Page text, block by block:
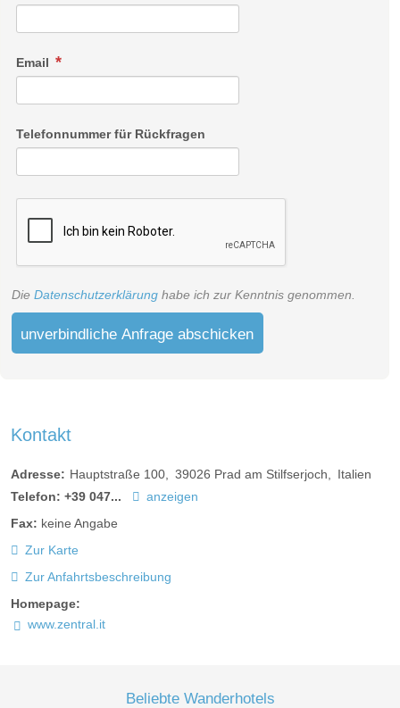
Email
Telefonnummer für Rückfragen
Die Datenschutzerklärung habe ich zur Kenntnis genommen.
unverbindliche Anfrage abschicken
Kontakt
Adresse: Hauptstraße 100 39026 Prad am Stilfserjoch
Italien
Telefon: +39 047...
anzeigen
Fax: keine Angabe
Zur Karte
Zur Anfahrtsbeschreibung
Homepage:
www.zentral.it
Beliebte Wanderhotels